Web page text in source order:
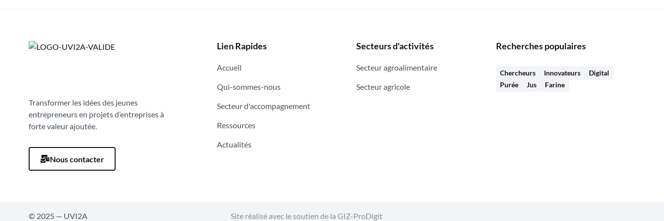
Transformer les idées des jeunes
entrepreneurs en projets d’entreprises à
forte valeur ajoutée.
Nous contacter
Lien Rapides
Accueil
Qui-sommes-nous
Secteur d'accompagnement
Ressources
Actualités
Secteurs d'activités
Secteur agroalimentaire
Secteur agricole
Recherches populaires
Chercheurs Innovateurs
Digital
Purée
Jus Farine
© 2025 — UVI2A Site réalisé avec le soutien de la GIZ-ProDigit